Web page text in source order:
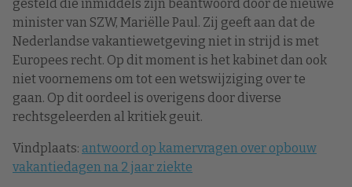
gesteld die inmiddels zijn beantwoord door de nieuwe
minister van SZW, Mariëlle Paul. Zij geeft aan dat de
Nederlandse vakantiewetgeving niet in strijd is met
Europees recht. Op dit moment is het kabinet dan ook
niet voornemens om tot een wetswijziging over te
gaan. Op dit oordeel is overigens door diverse
rechtsgeleerden al kritiek geuit.
Vindplaats: antwoord op kamervragen over opbouw
vakantiedagen na 2 jaar ziekte